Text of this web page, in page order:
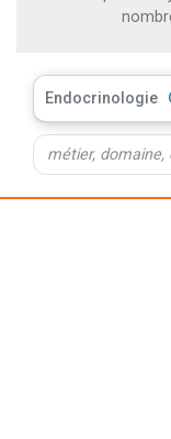
Endocrinologie